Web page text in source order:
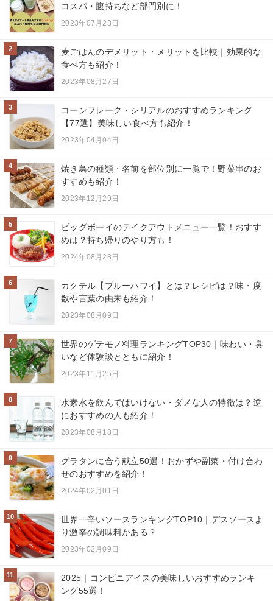
コスパ・腹持ちなど部門別に！
2023年07月23日
2
麦ごはんのデメリット・メリットを比較｜効果的な
食べ方も紹介！
2023年08月27日
3
コーンフレーク・シリアルのおすすめランキング
【77選】美味しい食べ方も紹介！
2023年04月04日
4
焼き鳥の種類・名前を部位別に一覧で！野菜串のお
すすめも紹介！
2023年12月29日
5
ビッグボーイのテイクアウトメニュー一覧！おすす
めは？持ち帰りのやり方も！
2024年08月28日
6
カクテル【ブルーハワイ】とは？レシピは？味・度
数や言葉の由来も紹介！
2023年08月09日
7
世界のゲテモノ料理ランキングTOP30｜味わい・臭
いなど体験談とともに紹介！
2023年11月25日
8
水素水を飲んではいけない・ダメな人の特徴は？逆
におすすめの人も紹介！
2023年08月18日
9
グラタンに合う献立50選！おかずや副菜・付け合わ
せのおすすめを紹介！
2024年02月01日
10
世界一辛いソースランキングTOP10｜デスソースよ
り激辛の調味料がある？
2023年02月09日
11
2025｜コンビニアイスの美味しいおすすめランキ
ング55選！